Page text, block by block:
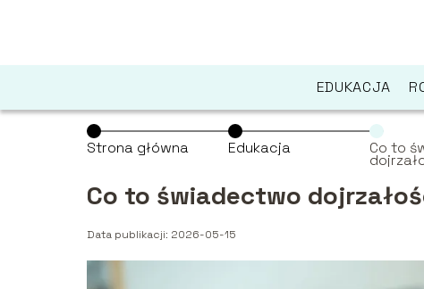
EDUKACJA
Strona główna Edukacja Co to
jest
Co to świadectwo
Data publikacji: 2026-05-15